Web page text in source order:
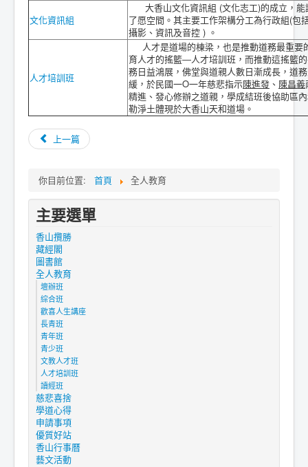
文化資訊組
大香山文化資訊組 (文化志工)的成立，
了愿空間。其主要工作架構分工為行政組(包
攝影、資訊及音控 ) 。
人才培訓班
人才是道場的棟梁，也是推動道務最重要
育人才的搖籃―人才培訓班，而推動這搖籃
務日益鴻展，佛堂與道親人數日漸成長，道
緩，於民國一O一年慈悲指示陳進發 、 陳昌義
精進、發心修辦之道親，學成結班後協助區
勒淨土體現於大香山天和道場。
上一篇
你目前位置: 首頁 全人教育
主要選單
香山攬勝
藏經閣
圖書館
全人教育
壇辦班
綜合班
歡喜人生講座
長青班
青年班
青少班
文教人才班
人才培訓班
讀經班
慈悲喜捨
學道心得
申請事項
優質好站
香山行事曆
藝文活動